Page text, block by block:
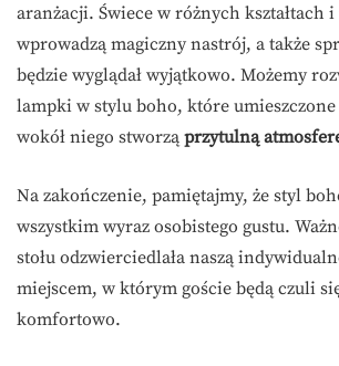
aranżacji. Świece w różnych kształtach
wprowadzą magiczny nastrój, a także
będzie wyglądał wyjątkowo. Możemy
lampki w stylu boho, które umieszczone
wokół niego stworzą przytulną
Na zakończenie, pamiętajmy, że styl
wszystkim wyraz osobistego gustu.
stołu odzwierciedlała naszą
miejscem, w którym goście będą czuli
komfortowo.